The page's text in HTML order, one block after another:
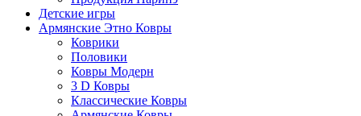
Детские игры
Армянские Этно Ковры
Коврики
Половики
Ковры Модерн
3 D Ковры
Классические Ковры